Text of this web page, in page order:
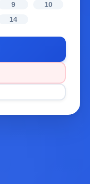
9
10
14